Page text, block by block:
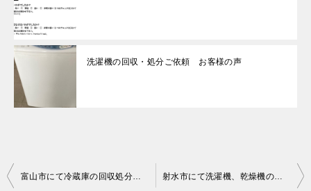
洗濯機の回収・処分ご依頼 お客様の声
投
富山市にて冷蔵庫の回収処分のご依頼 お客様の声 射水市にて洗濯機、乾燥機の回収処分 お客様の声